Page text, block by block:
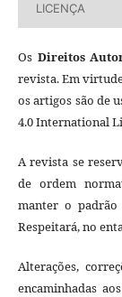
LICENÇA
Os Direitos
revista. Em
os artigos são de
4.0 International
A revista se
de ordem
manter o
Respeitará, no
Alterações,
encaminhadas